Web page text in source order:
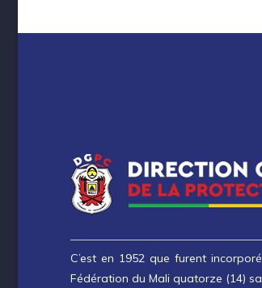
C’est en 1952 que furent
Fédération du Mali quatorze (14)